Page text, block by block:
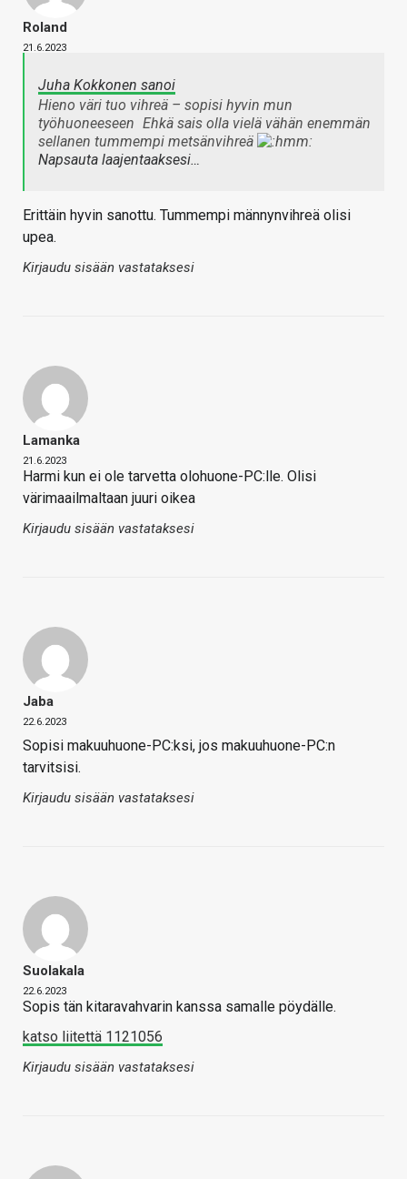
Roland
21.6.2023
Juha Kokkonen sanoi
Hieno väri tuo vihreä – sopisi hyvin mun
työhuoneeseen Ehkä sais olla vielä vähän enemmän
sellanen tummempi metsänvihreä
Napsauta laajentaaksesi…
Erittäin hyvin sanottu. Tummempi männynvihreä olisi
upea.
Kirjaudu sisään vastataksesi
Lamanka
21.6.2023
Harmi kun ei ole tarvetta olohuone-PC:lle. Olisi
värimaailmaltaan juuri oikea
Kirjaudu sisään vastataksesi
Jaba
22.6.2023
Sopisi makuuhuone-PC:ksi, jos makuuhuone-PC:n
tarvitsisi.
Kirjaudu sisään vastataksesi
Suolakala
22.6.2023
Sopis tän kitaravahvarin kanssa samalle pöydälle.
katso liitettä 1121056
Kirjaudu sisään vastataksesi